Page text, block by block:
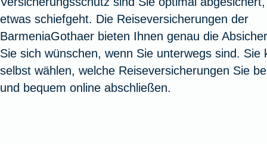
Oldtimerversicherung
Fahrradversicherung
Zur Produktübersicht
Rundum-
Haus-
Jagd- und
Jäger-
Augenzusatzversicherung
Pflegemonatsgeld
Zur Produktübersicht
Zur
Vermögensschadenversicherung
Cyber-Versicherung
Zur Serviceübersicht
etwas schiefgeht. Die Reiseversicherungen der
BarmeniaGothaer bieten Ihnen genau die
Sie sich wünschen, wenn Sie unterwegs sind. Sie
selbst wählen, welche Reiseversicherungen Sie
und bequem online abschließen.